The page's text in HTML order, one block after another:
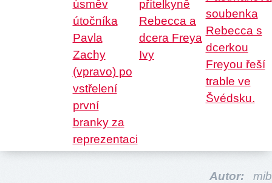
Autor: mib